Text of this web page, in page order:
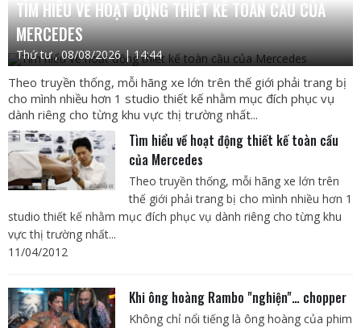
TÌM HIỂU VỀ HOẠT ĐỘNG THIẾT KẾ TOÀN CẦU CỦA
MERCEDES
Thứ tư , 08/08/2026 | 14:44
Theo truyền thống, mỗi hãng xe lớn trên thế giới phải trang bị
cho mình nhiều hơn 1 studio thiết kế nhằm mục đích phục vụ
dành riêng cho từng khu vực thị trường nhất...
Tìm hiểu về hoạt động thiết kế toàn cầu
của Mercedes
Theo truyền thống, mỗi hãng xe lớn trên
thế giới phải trang bị cho mình nhiều hơn 1
studio thiết kế nhằm mục đích phục vụ dành riêng cho từng khu
vực thị trường nhất...
11/04/2012
Khi ông hoàng Rambo "nghiện"… chopper
Không chỉ nổi tiếng là ông hoàng của phim